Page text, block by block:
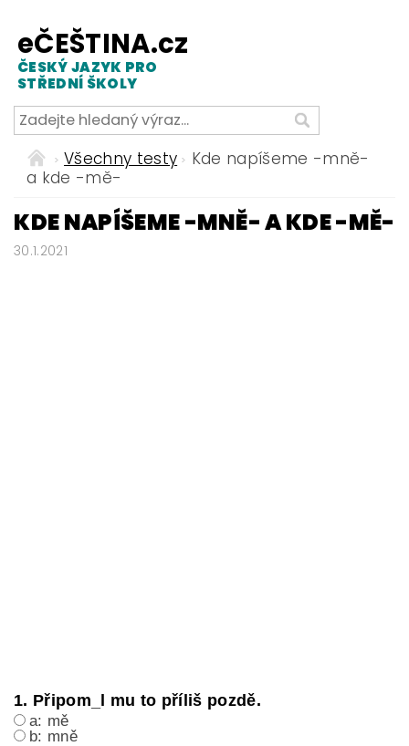
eČEŠTINA.cz
ČESKÝ JAZYK PRO
STŘEDNÍ ŠKOLY
Všechny testy
Kde napíšeme -mně-
a kde -mě-
KDE NAPÍŠEME -MNĚ- A KDE -MĚ-
30.1.2021
1. Připom_l mu to příliš pozdě.
a: mě
b: mně